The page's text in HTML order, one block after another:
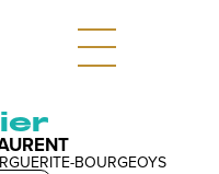
BOURGEOYS